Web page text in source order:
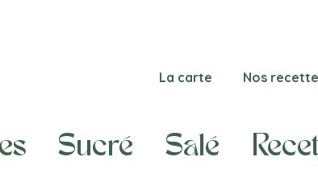
La carte Nos
Sucré Salé